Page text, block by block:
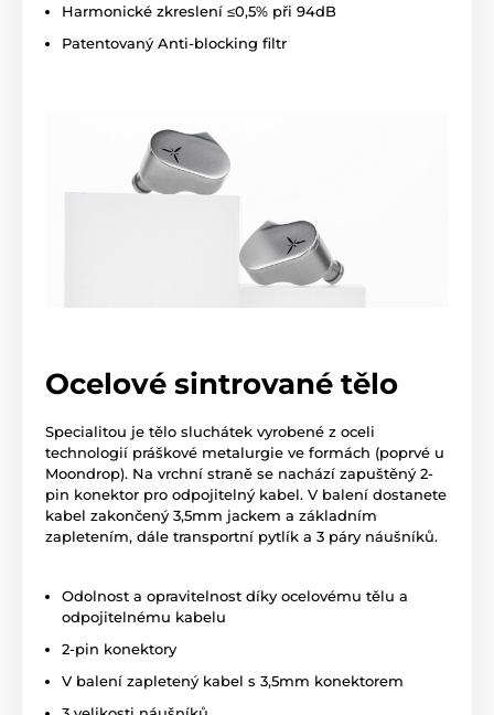
Harmonické zkreslení ≤0,5% při 94dB
Patentovaný Anti-blocking filtr
Ocelové sintrované tělo
Specialitou je tělo sluchátek vyrobené z oceli
technologií práškové metalurgie ve formách (poprvé u
Moondrop). Na vrchní straně se nachází zapuštěný 2-
pin konektor pro odpojitelný kabel. V balení dostanete
kabel zakončený 3,5mm jackem a základním
zapletením, dále transportní pytlík a 3 páry náušníků.
Odolnost a opravitelnost díky ocelovému tělu a
odpojitelnému kabelu
2-pin konektory
V balení zapletený kabel s 3,5mm konektorem